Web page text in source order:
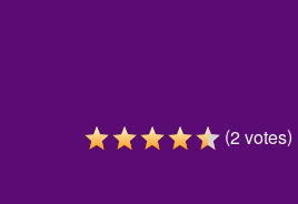
(2votes)